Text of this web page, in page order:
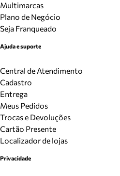
Multimarcas
Plano de Negócio
Seja Franqueado
Ajuda e suporte
Central de Atendimento
Cadastro
Entrega
Meus Pedidos
Trocas e Devoluções
Cartão Presente
Localizador de lojas
Privacidade